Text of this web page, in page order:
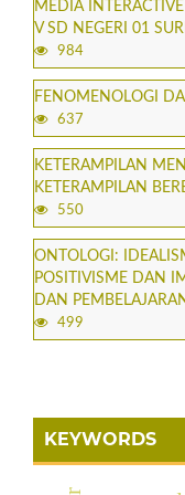
MEDIA
V SD NEGERI 01
984
FENOMENOLOGI
637
KETERAMPILAN
KETERAMPILAN
550
ONTOLOGI:
POSITIVISME DAN
DAN
499
KEYWORDS